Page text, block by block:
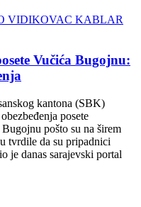
Vučića Bugojnu:
kantona (SBK)
posete
pošto su na širem
tvrdile da su pripadnici
je danas sarajevski portal